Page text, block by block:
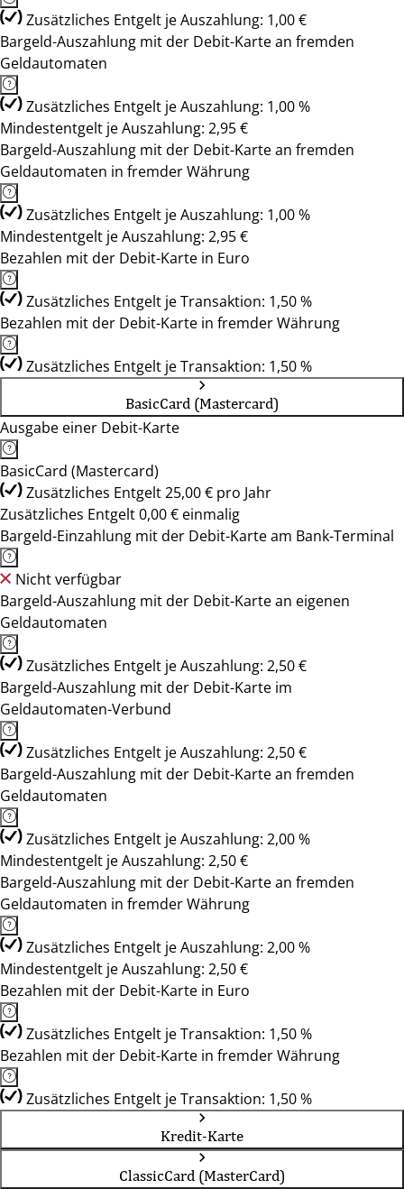
Zusätzliches Entgelt je Auszahlung: 1,00 €
Bargeld-Auszahlung mit der Debit-Karte an fremden
Geldautomaten
Zusätzliches Entgelt je Auszahlung: 1,00 %
Mindestentgelt je Auszahlung: 2,95 €
Bargeld-Auszahlung mit der Debit-Karte an fremden
Geldautomaten in fremder Währung
Zusätzliches Entgelt je Auszahlung: 1,00 %
Mindestentgelt je Auszahlung: 2,95 €
Bezahlen mit der Debit-Karte in Euro
Zusätzliches Entgelt je Transaktion: 1,50 %
Bezahlen mit der Debit-Karte in fremder Währung
Zusätzliches Entgelt je Transaktion: 1,50 %
BasicCard (Mastercard)
Ausgabe einer Debit-Karte
BasicCard (Mastercard)
Zusätzliches Entgelt 25,00 € pro Jahr
Zusätzliches Entgelt 0,00 € einmalig
Bargeld-Einzahlung mit der Debit-Karte am Bank-Terminal
Nicht verfügbar
Bargeld-Auszahlung mit der Debit-Karte an eigenen
Geldautomaten
Zusätzliches Entgelt je Auszahlung: 2,50 €
Bargeld-Auszahlung mit der Debit-Karte im
Geldautomaten-Verbund
Zusätzliches Entgelt je Auszahlung: 2,50 €
Bargeld-Auszahlung mit der Debit-Karte an fremden
Geldautomaten
Zusätzliches Entgelt je Auszahlung: 2,00 %
Mindestentgelt je Auszahlung: 2,50 €
Bargeld-Auszahlung mit der Debit-Karte an fremden
Geldautomaten in fremder Währung
Zusätzliches Entgelt je Auszahlung: 2,00 %
Mindestentgelt je Auszahlung: 2,50 €
Bezahlen mit der Debit-Karte in Euro
Zusätzliches Entgelt je Transaktion: 1,50 %
Bezahlen mit der Debit-Karte in fremder Währung
Zusätzliches Entgelt je Transaktion: 1,50 %
Kredit-Karte
ClassicCard (MasterCard)